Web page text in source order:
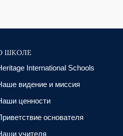
ШКОЛЕ
International Schools
видение и миссия
ценности
основателя
учителя